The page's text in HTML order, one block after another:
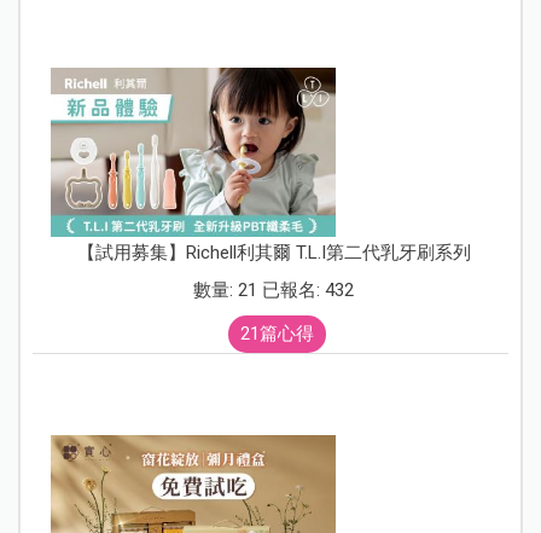
【試用募集】Richell利其爾 T.L.I第二代乳牙刷系列
數量: 21 已報名: 432
21篇心得